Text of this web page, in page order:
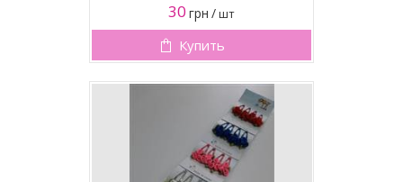
30 грн /шт
Купить